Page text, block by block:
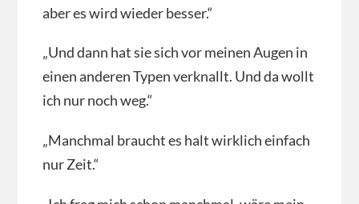
aber es wird wieder besser.“
„Und dann hat sie sich vor meinen Augen in
einen anderen Typen verknallt. Und da wollt
ich nur noch weg.“
„Manchmal braucht es halt wirklich einfach
nur Zeit.“